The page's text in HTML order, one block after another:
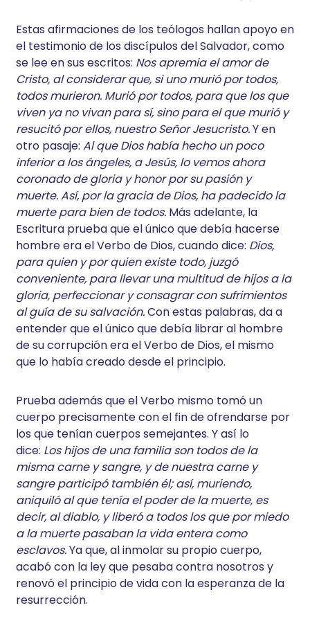
Estas afirmaciones de los teólogos hallan apoyo en
el testimonio de los discípulos del Salvador, como
se lee en sus escritos: Nos apremia el amor de
Cristo, al considerar que, si uno murió por todos,
todos murieron. Murió por todos, para que los que
viven ya no vivan para sí, sino para el que murió y
resucitó por ellos, nuestro Señor Jesucristo.Y en
otro pasaje: Al que Dios había hecho un poco
inferior a los ángeles, a Jesús, lo vemos ahora
coronado de gloria y honor por su pasión y
muerte. Así, por la gracia de Dios, ha padecido la
muerte para bien de todos. Más adelante, la
Escritura prueba que el único que debía hacerse
hombre era el Verbo de Dios, cuando dice: Dios,
para quien y por quien existe todo, juzgó
conveniente, para llevar una multitud de hijos a la
gloria, perfeccionar y consagrar con sufrimientos
al guía de su salvación.Con estas palabras, da a
entender que el único que debía librar al hombre
de su corrupción era el Verbo de Dios, el mismo
que lo había creado desde el principio.
Prueba además que el Verbo mismo tomó un
cuerpo precisamente con el fin de ofrendarse por
los que tenían cuerpos semejantes. Y así lo
dice: Los hijos de una familia son todos de la
misma carne y sangre, y de nuestra carne y
sangre participó también él; así, muriendo,
aniquiló al que tenía el poder de la muerte, es
decir, al diablo, y liberó a todos los que por miedo
a la muerte pasaban la vida entera como
esclavos.Ya que, al inmolar su propio cuerpo,
acabó con la ley que pesaba contra nosotros y
renovó el principio de vida con la esperanza de la
resurrección.